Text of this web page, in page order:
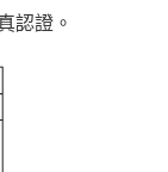
認證。